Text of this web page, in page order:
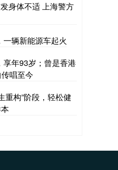
身体不适 上海警方
辆新能源车起火
年93岁；曾是香港
唱至今
重构”阶段，轻松健